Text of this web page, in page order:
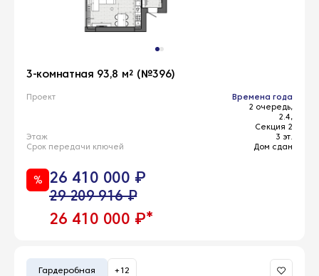
3-комнатная 93,8 м² (№396)
Проект
Времена года
2 очередь,
2.4,
Секция 2
Этаж
3 эт.
Срок передачи ключей
Дом сдан
% 26 410 000 ₽
29 209 916 ₽
26 410 000 ₽*
Гардеробная +12